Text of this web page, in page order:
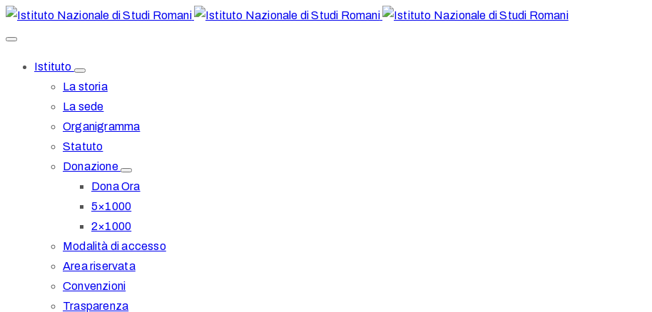
Istituto
La storia
La sede
Organigramma
Statuto
Donazione
Dona Ora
5×1000
2×1000
Modalità di accesso
Area riservata
Convenzioni
Trasparenza